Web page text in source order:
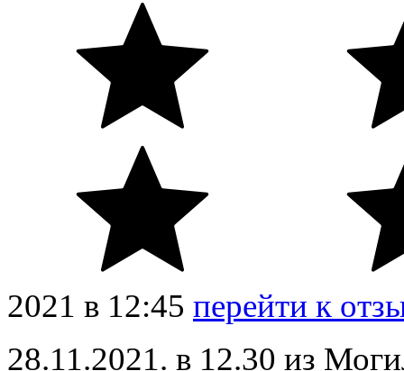
2021 в 12:45 перейти к
28.11.2021. в 12.30 из